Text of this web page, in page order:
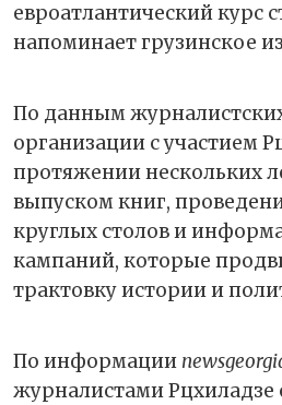
евроатлантический курс
напоминает грузинское
По данным
организации с участием
протяжении нескольких
выпуском книг,
круглых столов и
кампаний, которые
трактовку истории и
По информации
журналистами Рцхиладзе